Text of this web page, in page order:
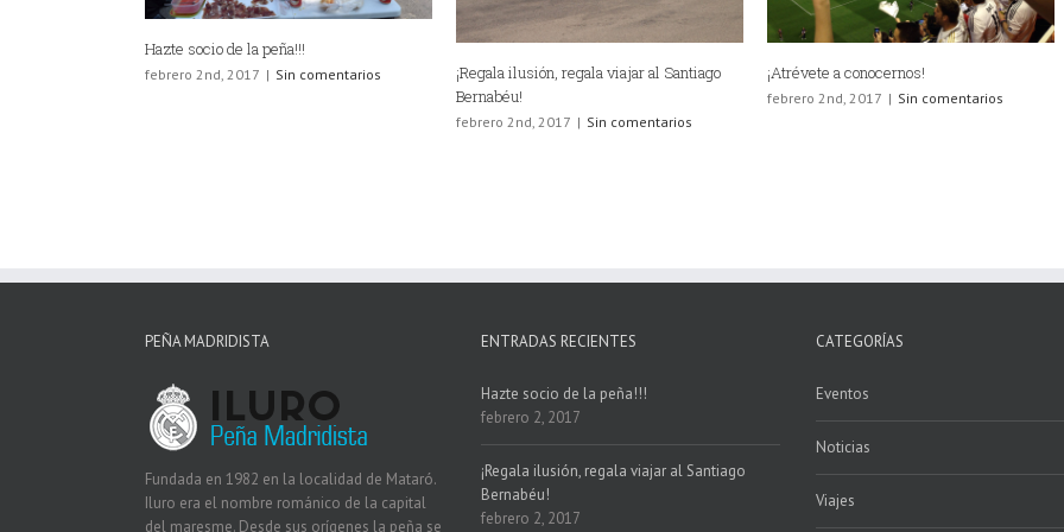
Hazte socio de la peña!!!
febrero 2nd, 2017 | Sin comentarios
¡Regala ilusión, regala viajar al Santiago
Bernabéu!
febrero 2nd, 2017 | Sin comentarios
¡Atrévete a conocernos!
febrero 2nd, 2017 | Sin comentarios
PEÑA MADRIDISTA
Fundada en 1982 en la localidad de Mataró.
Iluro era el nombre románico de la capital
del maresme. Desde sus orígenes la peña se
ENTRADAS RECIENTES
Hazte socio de la peña!!!
febrero 2, 2017
¡Regala ilusión, regala viajar al Santiago
Bernabéu!
febrero 2, 2017
CATEGORÍAS
Eventos
Noticias
Viajes